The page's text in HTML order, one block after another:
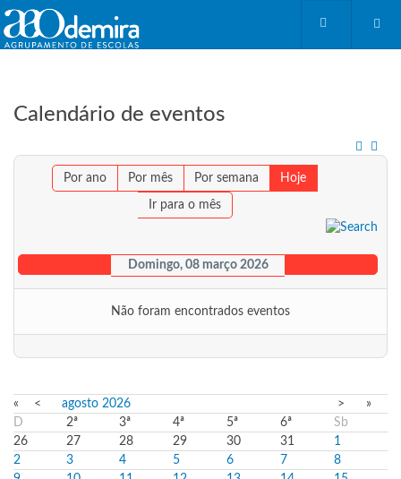
Calendário de eventos
Por ano Por mês Por semana Hoje
Ir para o mês
Domingo, 08 março 2026
Não foram encontrados eventos
« < agosto 2026 >
»
D
2ª 3ª 4ª 5ª 6ª
Sb
26
27 28 29 30 31
1
2
3 4 5 6 7
8